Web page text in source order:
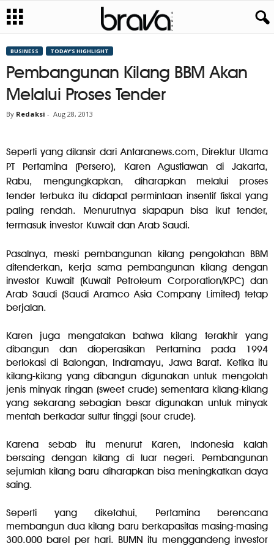
BUSINESS TODAY’S HIGHLIGHT
Pembangunan Kilang BBM Akan
Melalui Proses Tender
By Redaksi - Aug 28, 2013
Seperti yang dilansir dari Antaranews.com, Direktur Utama
PT Pertamina (Persero), Karen Agustiawan di Jakarta,
Rabu, mengungkapkan, diharapkan melalui proses
tender terbuka itu didapat permintaan insentif fiskal yang
paling rendah. Menurutnya siapapun bisa ikut tender,
termasuk investor Kuwait dan Arab Saudi.
Pasalnya, meski pembangunan kilang pengolahan BBM
ditenderkan, kerja sama pembangunan kilang dengan
investor Kuwait (Kuwait Petroleum Corporation/KPC) dan
Arab Saudi (Saudi Aramco Asia Company Limited) tetap
berjalan.
Karen juga mengatakan bahwa kilang terakhir yang
dibangun dan dioperasikan Pertamina pada 1994
berlokasi di Balongan, Indramayu, Jawa Barat. Ketika itu
kilang-kilang yang dibangun digunakan untuk mengolah
jenis minyak ringan (sweet crude) sementara kilang-kilang
yang sekarang sebagian besar digunakan untuk minyak
mentah berkadar sulfur tinggi (sour crude).
Karena sebab itu menurut Karen, Indonesia kalah
bersaing dengan kilang di luar negeri. Pembangunan
sejumlah kilang baru diharapkan bisa meningkatkan daya
saing.
Seperti yang diketahui, Pertamina berencana
membangun dua kilang baru berkapasitas masing-masing
300.000 barel per hari. BUMN itu menggandeng investor